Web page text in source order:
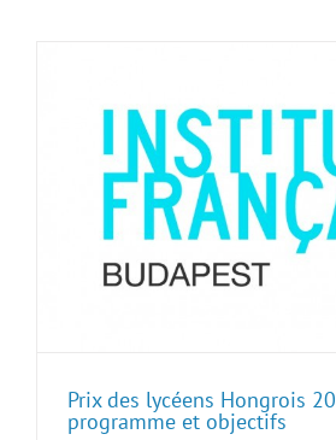
Prix des lycéens Hongrois
programme et objectifs